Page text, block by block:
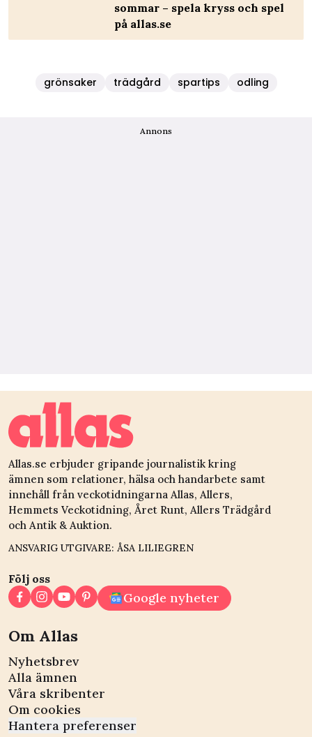
sommar – spela kryss och spel
på allas.se
grönsaker trädgård spartips odling
Annons
Allas.se erbjuder gripande journalistik kring
ämnen som relationer, hälsa och handarbete samt
innehåll från veckotidningarna Allas, Allers,
Hemmets Veckotidning, Året Runt, Allers Trädgård
och Antik & Auktion.
ANSVARIG UTGIVARE: ÅSA LILIEGREN
Följ oss
Google nyheter
Om Allas
Nyhetsbrev
Alla ämnen
Våra skribenter
Om cookies
Hantera preferenser